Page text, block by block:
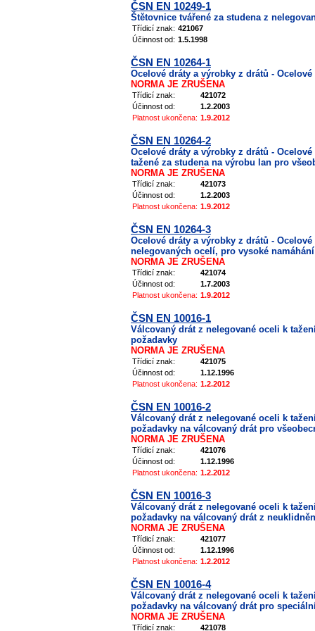
ČSN EN 10249-1
Štětovnice tvářené za studena z
Třídicí znak: 421067
Účinnost od: 1.5.1998
ČSN EN 10264-1
Ocelové dráty a výrobky z drátů -
NORMA JE ZRUŠENA
Třídicí znak:
421072
Účinnost od:
1.2.2003
Platnost ukončena: 1.9.2012
ČSN EN 10264-2
Ocelové dráty a výrobky z drátů -
tažené za studena na výrobu lan pro
NORMA JE ZRUŠENA
Třídicí znak:
421073
Účinnost od:
1.2.2003
Platnost ukončena: 1.9.2012
ČSN EN 10264-3
Ocelové dráty a výrobky z drátů -
nelegovaných ocelí, pro vysoké namáhání
NORMA JE ZRUŠENA
Třídicí znak:
421074
Účinnost od:
1.7.2003
Platnost ukončena: 1.9.2012
ČSN EN 10016-1
Válcovaný drát z nelegované oceli k
požadavky
NORMA JE ZRUŠENA
Třídicí znak:
421075
Účinnost od:
1.12.1996
Platnost ukončena: 1.2.2012
ČSN EN 10016-2
Válcovaný drát z nelegované oceli k
požadavky na válcovaný drát pro
NORMA JE ZRUŠENA
Třídicí znak:
421076
Účinnost od:
1.12.1996
Platnost ukončena: 1.2.2012
ČSN EN 10016-3
Válcovaný drát z nelegované oceli k
požadavky na válcovaný drát z
NORMA JE ZRUŠENA
Třídicí znak:
421077
Účinnost od:
1.12.1996
Platnost ukončena: 1.2.2012
ČSN EN 10016-4
Válcovaný drát z nelegované oceli k
požadavky na válcovaný drát pro
NORMA JE ZRUŠENA
Třídicí znak:
421078